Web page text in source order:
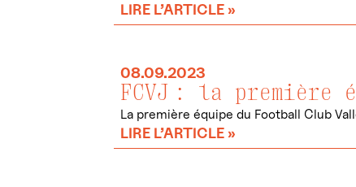
LIRE L’ARTICLE »
08.09.2023
FCVJ : la première
La première équipe du Football Club
LIRE L’ARTICLE »